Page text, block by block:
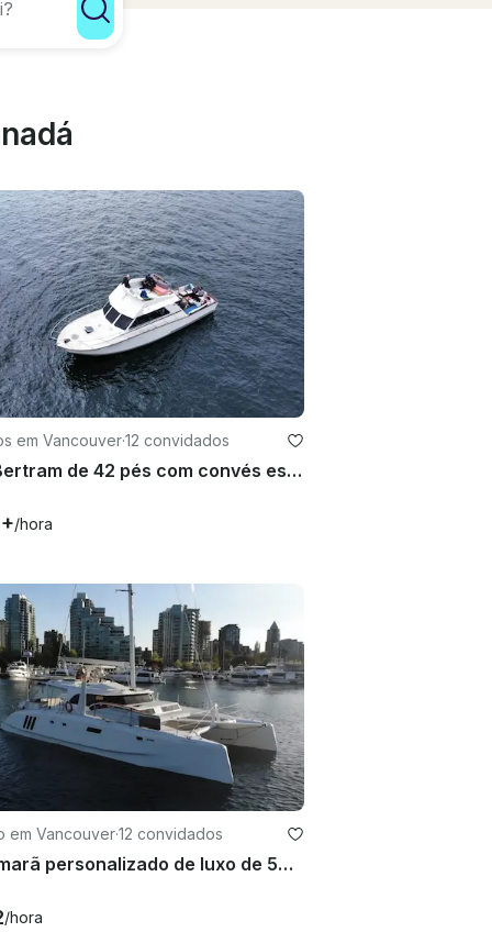
em Vancouver·12 convidados
Iate Bertram de 42 pés com convés espaçoso para 12 passageiros
/hora
em Vancouver·12 convidados
Catamarã personalizado de luxo de 50 pés em Vancouver para 12 convidados
/hora